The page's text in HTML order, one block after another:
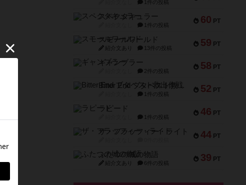
1件の投稿
60 PT
スペクタキュラー
1件の投稿
59 PT
スモールワールド
紹介文あり 13件の投稿
58 PT
ギャンブラー
2件の投稿
52 PT
Bitter End ブタペスト救出作戦
1件の投稿
46 PT
ラピード
1件の投稿
44 PT
ザ・フラッフィー・ライト
39 PT
ふたつの城の物語
紹介文あり 6件の投稿